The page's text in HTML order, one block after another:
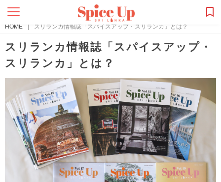
HOME | スリランカ情報誌「スパイスアップ・スリランカ」とは？
スリランカ情報誌「スパイスアップ・
スリランカ」とは？